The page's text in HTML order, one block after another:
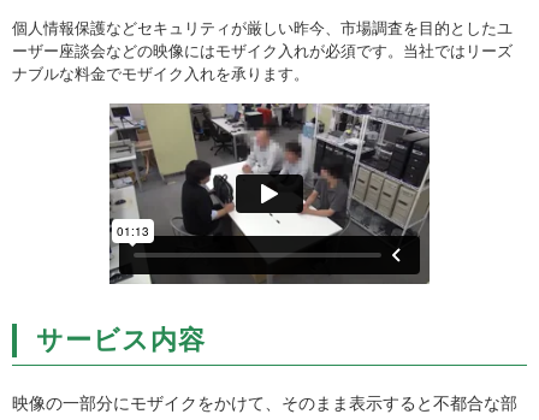
個人情報保護などセキュリティが厳しい昨今、市場調査を目的としたユ
ーザー座談会などの映像にはモザイク入れが必須です。当社ではリーズ
ナブルな料金でモザイク入れを承ります。
サービス内容
映像の一部分にモザイクをかけて、そのまま表示すると不都合な部